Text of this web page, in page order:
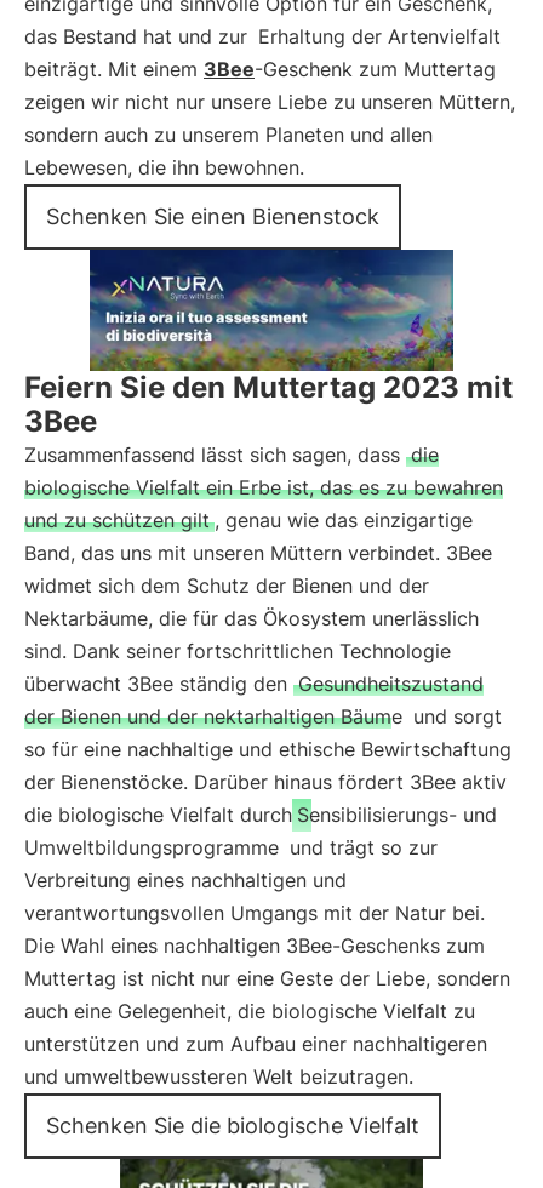
das Bestand hat und zur Erhaltung der Artenvielfalt
beiträgt. Mit einem 3Bee-Geschenk zum Muttertag
zeigen wir nicht nur unsere Liebe zu unseren Müttern,
sondern auch zu unserem Planeten und allen
Lebewesen, die ihn bewohnen.
Schenken Sie einen Bienenstock
Feiern Sie den Muttertag 2023 mit
3Bee
Zusammenfassend lässt sich sagen, dass die
biologische Vielfalt ein Erbe ist, das es zu bewahren
und zu schützen gilt , genau wie das einzigartige
Band, das uns mit unseren Müttern verbindet. 3Bee
widmet sich dem Schutz der Bienen und der
Nektarbäume, die für das Ökosystem unerlässlich
sind. Dank seiner fortschrittlichen Technologie
überwacht 3Bee ständig den Gesundheitszustand
der Bienen und der nektarhaltigen Bäume und sorgt
so für eine nachhaltige und ethische Bewirtschaftung
der Bienenstöcke. Darüber hinaus fördert 3Bee aktiv
die biologische Vielfalt durch Sensibilisierungs- und
Umweltbildungsprogramme und trägt so zur
Verbreitung eines nachhaltigen und
verantwortungsvollen Umgangs mit der Natur bei.
Die Wahl eines nachhaltigen 3Bee-Geschenks zum
Muttertag ist nicht nur eine Geste der Liebe, sondern
auch eine Gelegenheit, die biologische Vielfalt zu
unterstützen und zum Aufbau einer nachhaltigeren
und umweltbewussteren Welt beizutragen.
Schenken Sie die biologische Vielfalt